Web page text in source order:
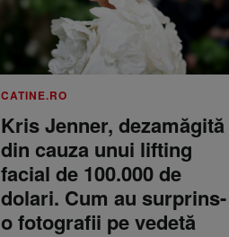
CATINE.RO
Kris Jenner, dezamăgită
din cauza unui lifting
facial de 100.000 de
dolari. Cum au surprins-
o fotografii pe vedetă